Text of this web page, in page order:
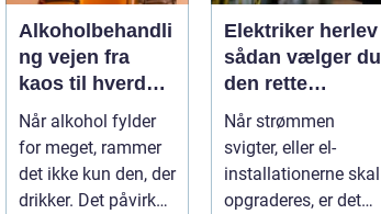
Alkoholbehandli
ng vejen fra
kaos til hverdag
med ro
Når alkohol fylder
for meget, rammer
det ikke kun den, der
drikker. Det påvirker
Elektriker herlev
sådan vælger du
den rette
fagmand til dine
el-opgaver
Når strømmen
svigter, eller el-
installationerne skal
opgraderes, er det